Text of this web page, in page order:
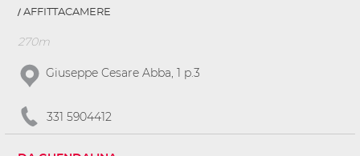
AFFITTACAMERE
270m
Giuseppe Cesare Abba, 1 p.3
331 5904412